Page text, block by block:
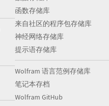
函数存储库
来自社区的程序包存储库
神经网络存储库
提示语存储库
Wolfram 语言范例存储库
笔记本存档
Wolfram GitHub